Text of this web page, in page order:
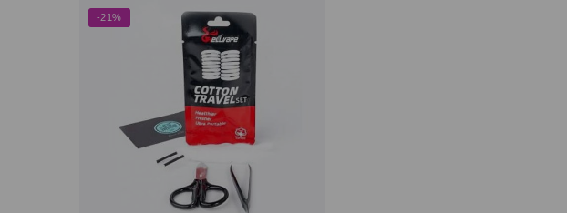
-21%